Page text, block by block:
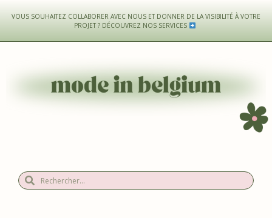
VOUS SOUHAITEZ COLLABORER AVEC NOUS ET DONNER DE LA VISIBILITÉ À VOTRE
PROJET ? DÉCOUVREZ NOS SERVICES